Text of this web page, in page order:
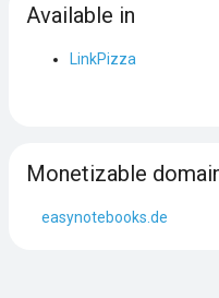
Available in
LinkPizza
Monetizable
easynotebooks.de